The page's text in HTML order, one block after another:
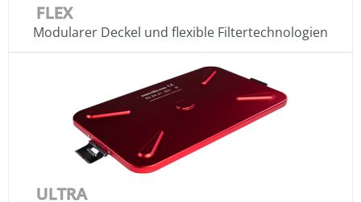
FLEX
Modularer Deckel und flexible Filtertechnologien
ULTRA